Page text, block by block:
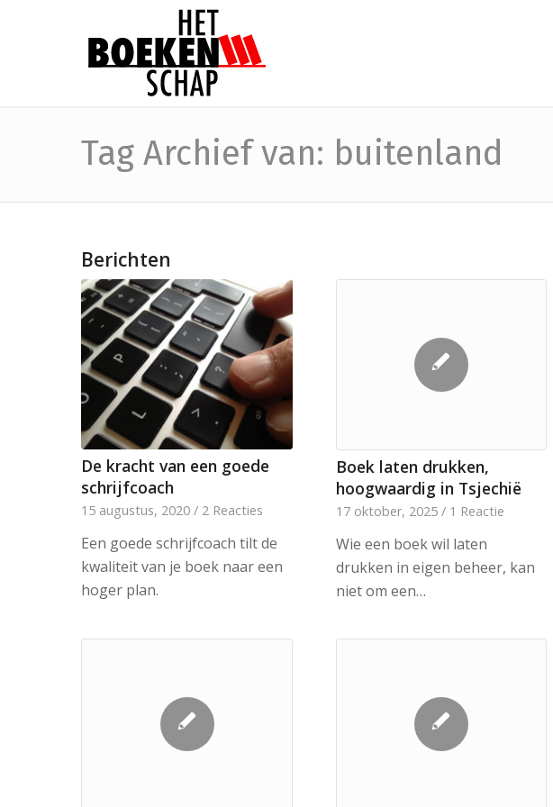
Tag Archief van: buitenland
Berichten
De kracht van een goede
schrijfcoach
15 augustus, 2020 / 2 Reacties
Een goede schrijfcoach tilt de
kwaliteit van je boek naar een
hoger plan.
Boek laten drukken,
hoogwaardig in Tsjechië
17 oktober, 2025 / 1 Reactie
Wie een boek wil laten
drukken in eigen beheer, kan
niet om een…